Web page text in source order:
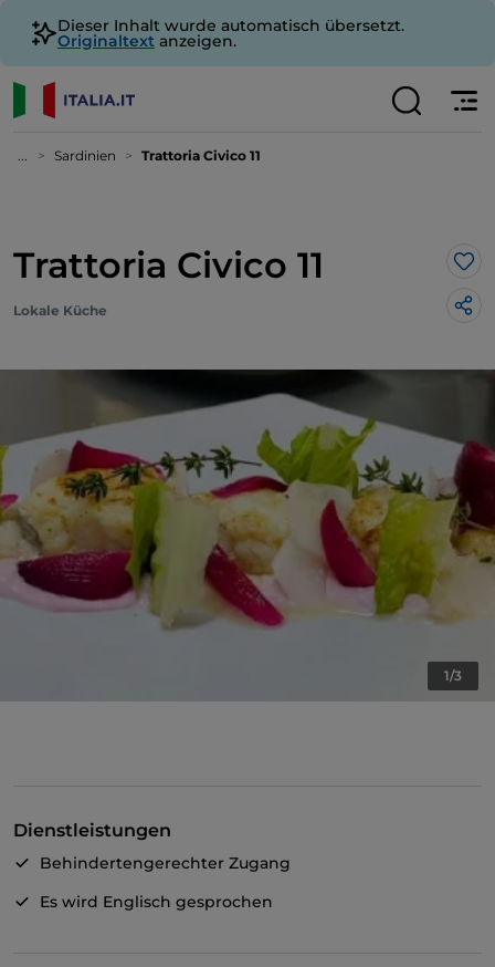
Dieser Inhalt wurde automatisch übersetzt.
Originaltext anzeigen.
... Sardinien Trattoria Civico 11
Trattoria Civico 11
Lokale Küche
1/3
Dienstleistungen
Behindertengerechter Zugang
Es wird Englisch gesprochen